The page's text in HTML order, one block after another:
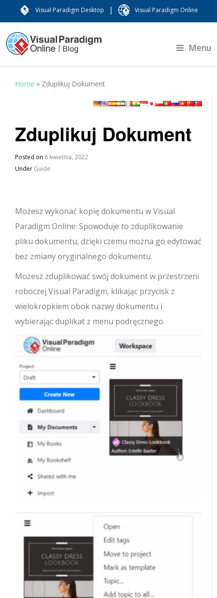
Visual Paradigm Desktop | Visual Paradigm Online
Menu
Home » Zduplikuj Dokument
Zduplikuj Dokument
Posted on 6 kwietnia, 2022
Under Guide
Możesz wykonać kopię dokumentu w Visual
Paradigm Online. Spowoduje to zduplikowanie
pliku dokumentu, dzięki czemu można go edytować
bez zmiany oryginalnego dokumentu.
Możesz zduplikować swój dokument w przestrzeni
roboczej Visual Paradigm, klikając przycisk z
wielokropkiem obok nazwy dokumentu i
wybierając duplikat z menu podręcznego.